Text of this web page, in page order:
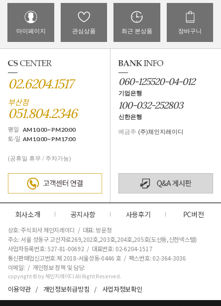
마이페이지 관심상품 최근 본상품 장바구니
02.6204.1517
부산점
051.804.2346
평일 AM 10:00 ~ PM 20:00
토·일 AM 10:00 ~ PM 17:00
(공휴일 휴무 / 주차가능)
060-125520-04-012
기업은행
100-032-252803
신한은행
예금주 (주)체인지레이디
회사소개 공지사항 사용후기 PC버전
상호: 주식회사 체인지레이디 / 대표: 방윤정
주소: 서울 성동구 고산자로269,202호,203호,204호,205호(도선동,신한넥스텔)
사업자등록번호: 527-81-00692 / 대표번호: 02-6204-1517
통신판매업신고번호:제 2018-서울성동-0446 호/ 팩스번호: 02-364-3036
이메일: / 개인정보 정책 및 담당:
copyright © by 체인지레이디 All Right Reserved.
이용약관 / 개인정보취급방침 / 사업자정보확인